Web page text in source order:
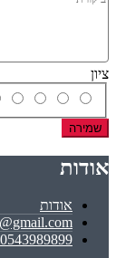
ציון
שמירה
אודות
אודות
0543989899